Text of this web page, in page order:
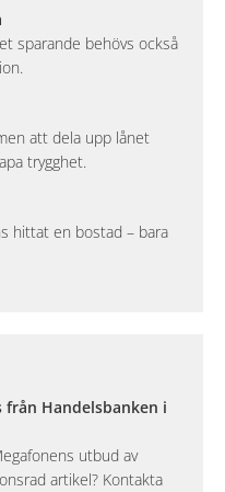
sparande behövs också
att dela upp lånet
trygghet.
hittat en bostad – bara
från Handelsbanken i
utbud av
artikel? Kontakta